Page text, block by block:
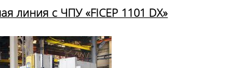
линия с ЧПУ «FICEP 1101 DX»